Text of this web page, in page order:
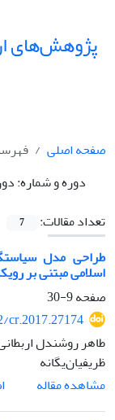
پژوهش‌های
صفحه اصلی
دوره و شماره:دوره 24، شماره
تعداد مقالات:
7
طراحی مدل
اسلامی مبتنی بر
صفحه9-30
طاهر روشندل
ظریفیان‌یگانه
مشاهده مقاله